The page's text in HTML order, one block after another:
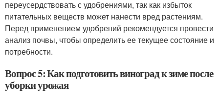
переусердствовать с удобрениями, так как избыток
питательных веществ может нанести вред растениям.
Перед применением удобрений рекомендуется провести
анализ почвы, чтобы определить ее текущее состояние и
потребности.
Вопрос 5: Как подготовить виноград к зиме после
уборки урожая